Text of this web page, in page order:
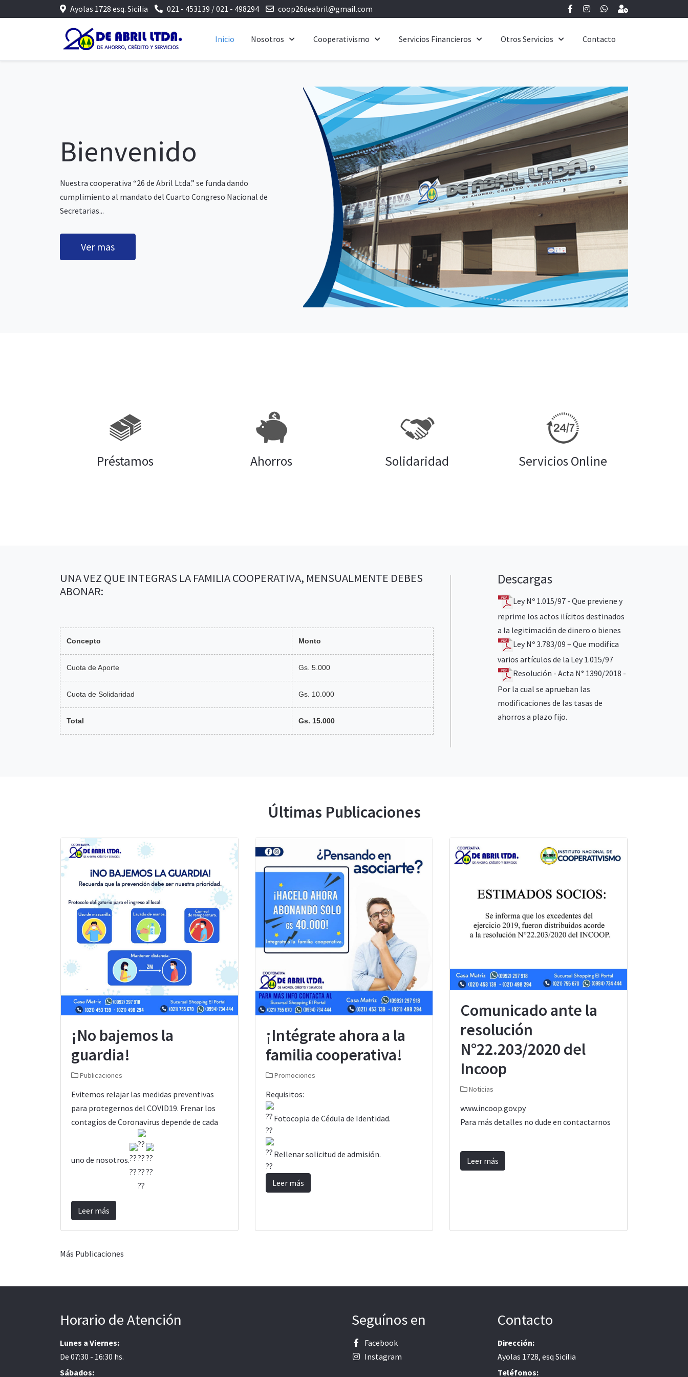
Ayolas 1728 esq. Sicilia 021 - 453139 / 021 - 498294 coop26deabril@gmail.com
Inicio Nosotros Cooperativismo Servicios Financieros Otros Servicios Contacto
Bienvenido
Nuestra cooperativa “26 de Abril Ltda.” se funda dando
cumplimiento al mandato del Cuarto Congreso Nacional de
Secretarias...
Ver mas
Préstamos Ahorros Solidaridad Servicios Online
UNA VEZ QUE INTEGRAS LA FAMILIA COOPERATIVA, MENSUALMENTE DEBES
ABONAR:
Concepto Monto
Cuota de Aporte Gs. 5.000
Cuota de Solidaridad Gs. 10.000
Total Gs. 15.000
Descargas
Ley Nº 1.015/97 - Que previene y
reprime los actos ilícitos destinados
a la legitimación de dinero o bienes
Ley Nº 3.783/09 – Que modifica
varios artículos de la Ley 1.015/97
Resolución - Acta N° 1390/2018 -
Por la cual se aprueban las
modificaciones de las tasas de
ahorros a plazo fijo.
Últimas Publicaciones
¡No bajemos la
guardia!
Publicaciones
Evitemos relajar las medidas preventivas
para protegernos del COVID19. Frenar los
contagios de Coronavirus depende de cada
uno de nosotros.
Leer más
¡Intégrate ahora a la
familia cooperativa!
Promociones
Requisitos:
Fotocopia de Cédula de Identidad.
Rellenar solicitud de admisión.
Leer más
Comunicado ante la
resolución
N°22.203/2020 del
Incoop
Noticias
www.incoop.gov.py
Para más detalles no dude en contactarnos
Leer más
Más Publicaciones
Horario de Atención
Lunes a Viernes:
De 07:30 - 16:30 hs.
Sábados:
Seguínos en
Facebook
Instagram
Contacto
Dirección:
Ayolas 1728, esq Sicilia
Teléfonos: